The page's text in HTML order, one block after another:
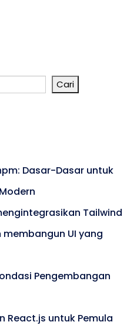
Cari
Dasar-Dasar untuk
Tailwind
membangun UI yang
Pengembangan
React.js untuk Pemula